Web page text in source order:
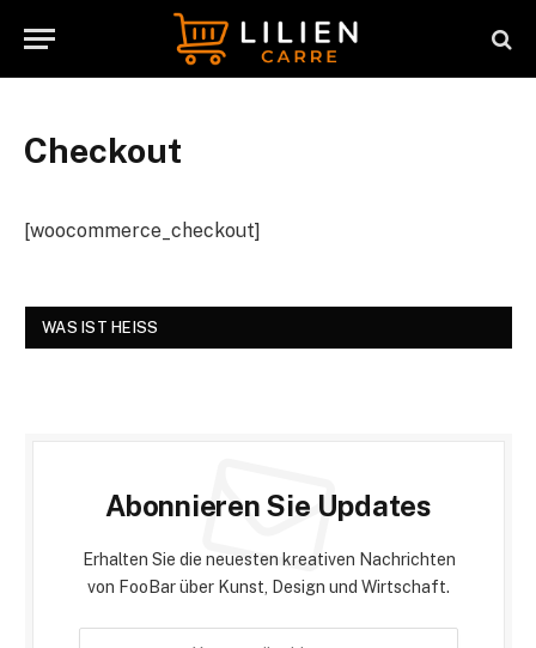
Checkout
[woocommerce_checkout]
WAS IST HEISS
Abonnieren Sie Updates
Erhalten Sie die neuesten kreativen Nachrichten
von FooBar über Kunst, Design und Wirtschaft.